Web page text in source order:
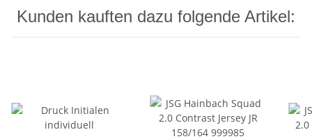
Kunden kauften dazu folgende Artikel: